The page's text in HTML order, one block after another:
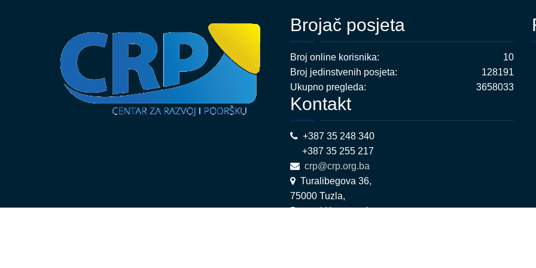
Brojač posjeta
Broj online korisnika:
10
Broj jedinstvenih posjeta:
128191
Ukupno pregleda:
3658033
Kontakt
+387 35 248 340
+387 35 255 217
crp@crp.org.ba
Turalibegova 36,
75000 Tuzla,
Bosna i Hercegovina